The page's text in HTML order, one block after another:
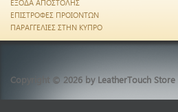
ΕΞΟΔΑ ΑΠΟΣΤΟΛΗΣ
ΕΠΙΣΤΡΟΦΕΣ ΠΡΟΙΟΝΤΩΝ
ΠΑΡΑΓΓΕΛΙΕΣ ΣΤΗΝ ΚΥΠΡΟ
Copyright © 2026 by LeatherTouch Store